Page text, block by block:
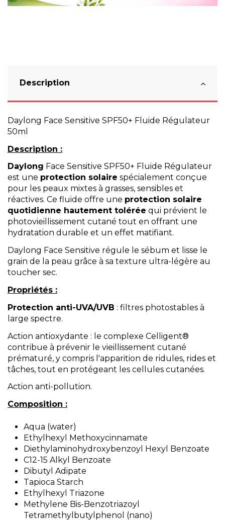
Description
Daylong Face Sensitive SPF50+ Fluide Régulateur
50ml
Description :
Daylong Face Sensitive SPF50+ Fluide Régulateur
est une protection solaire spécialement conçue
pour les peaux mixtes à grasses, sensibles et
réactives. Ce fluide offre une protection solaire
quotidienne hautement tolérée qui prévient le
photovieillissement cutané tout en offrant une
hydratation durable et un effet matifiant.
Daylong Face Sensitive régule le sébum et lisse le
grain de la peau grâce à sa texture ultra-légère au
toucher sec.
Propriétés :
Protection anti-UVA/UVB : filtres photostables à
large spectre.
Action antioxydante : le complexe Celligent®
contribue à prévenir le vieillissement cutané
prématuré, y compris l'apparition de ridules, rides et
tâches, tout en protégeant les cellules cutanées.
Action anti-pollution.
Composition :
Aqua (water)
Ethylhexyl Methoxycinnamate
Diethylaminohydroxybenzoyl Hexyl Benzoate
C12-15 Alkyl Benzoate
Dibutyl Adipate
Tapioca Starch
Ethylhexyl Triazone
Methylene Bis-Benzotriazoyl
Tetramethylbutylphenol (nano)